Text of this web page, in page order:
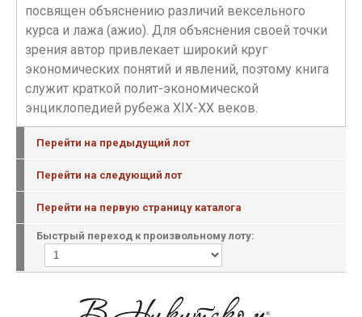
посвящен объяснению различий вексельного
курса и лажа (ажио). Для объяснения своей точки
зрения автор привлекает широкий круг
экономических понятий и явлений, поэтому книга
служит краткой полит-экономической
энциклопедией рубежа XIX-XX веков.
Перейти на предыдущий лот
Перейти на следующий лот
Перейти на первую страницу каталога
Быстрый переход к произвольному лоту: